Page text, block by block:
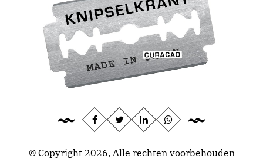
© Copyright 2026, Alle rechten voorbehouden